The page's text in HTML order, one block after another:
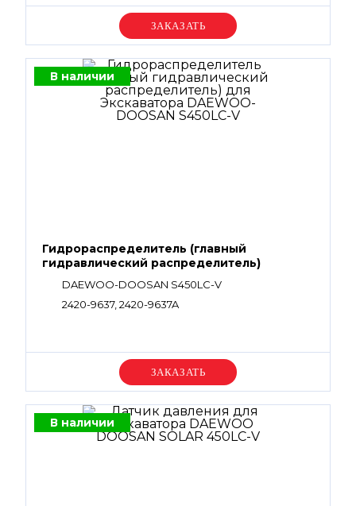
Уточняйте цену
В наличии
Гидрораспределитель (главный
гидравлический распределитель)
DAEWOO-DOOSAN S450LC-V
2420-9637, 2420-9637A
Уточняйте цену
В наличии